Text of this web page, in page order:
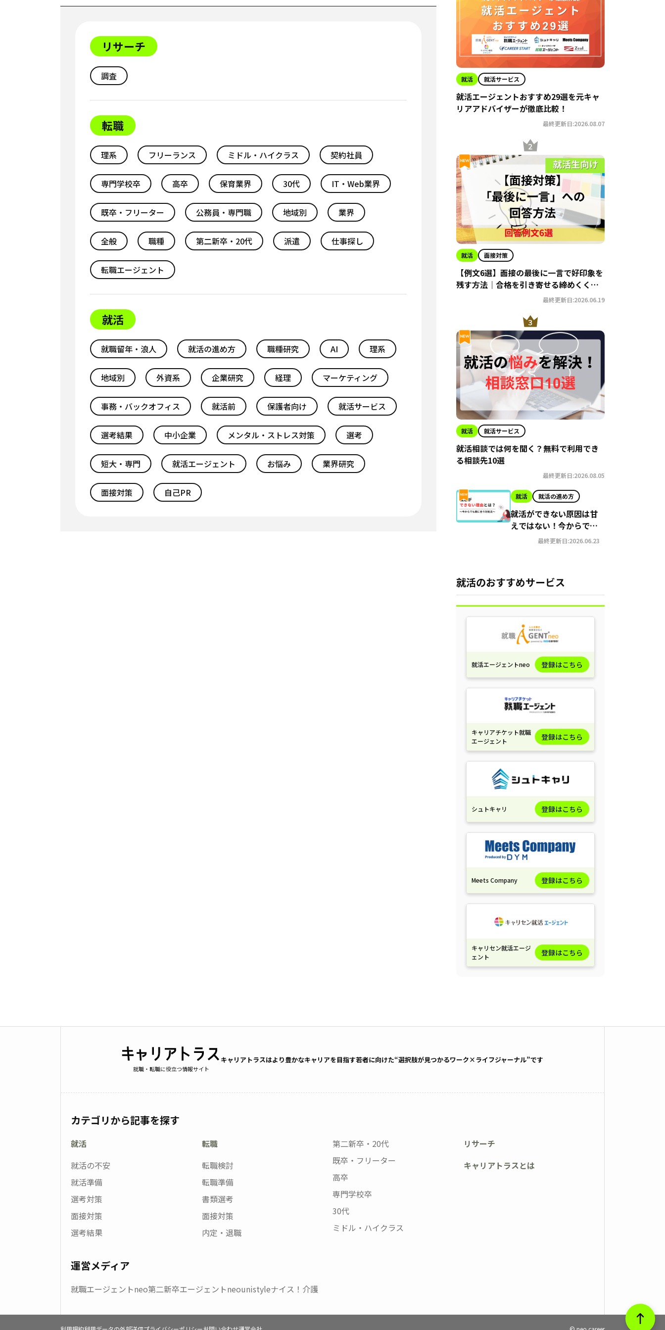
リサーチ
調査
転職
理系 フリーランス ミドル・ハイクラス 契約社員
専門学校卒 高卒 保育業界 30代 IT・Web業界
既卒・フリーター 公務員・専門職 地域別 業界
全般 職種 第二新卒・20代 派遣 仕事探し
転職エージェント
就活
就職留年・浪人 就活の進め方 職種研究 AI 理系
地域別 外資系 企業研究 経理 マーケティング
事務・バックオフィス 就活前 保護者向け 就活サービス
選考結果 中小企業 メンタル・ストレス対策 選考
短大・専門 就活エージェント お悩み 業界研究
面接対策 自己PR
就活 就活サービス
就活エージェントおすすめ29選を元キャ
リアアドバイザーが徹底比較！
最終更新日:2026.08.07
就活 面接対策
【例文6選】面接の最後に一言で好印象を
残す方法｜合格を引き寄せる締めくくり
最終更新日:2026.06.19
就活 就活サービス
就活相談では何を聞く？無料で利用でき
る相談先10選
最終更新日:2026.08.05
就活 就活の進め方
就活ができない原因は甘
えではない！今からでも
間に合う就職への対処法
最終更新日:2026.06.23
就活のおすすめサービス
就活エージェントneo 登録はこちら
キャリアチケット就職
エージェント
登録はこちら
シュトキャリ 登録はこちら
Meets Company 登録はこちら
キャリセン就活エージ
ェント
登録はこちら
就職・転職に役立つ情報サイト
キャリアトラスはより豊かなキャリアを目指す若者に向けた“選択肢が見つかるワーク×ライフジャーナル”です
カテゴリから記事を探す
就活
就活の不安
就活準備
選考対策
面接対策
選考結果
転職
転職検討
転職準備
書類選考
面接対策
内定・退職
第二新卒・20代
既卒・フリーター
高卒
専門学校卒
30代
ミドル・ハイクラス
リサーチ
キャリアトラスとは
運営メディア
就職エージェントneo第二新卒エージェントneounistyleナイス！介護